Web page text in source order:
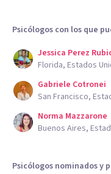
Psicólogos con los que
Jessica Perez
Florida, Estados
Gabriele Cotronei
San Francisco,
Norma Mazzarone
Buenos Aires,
Psicólogos nominados y